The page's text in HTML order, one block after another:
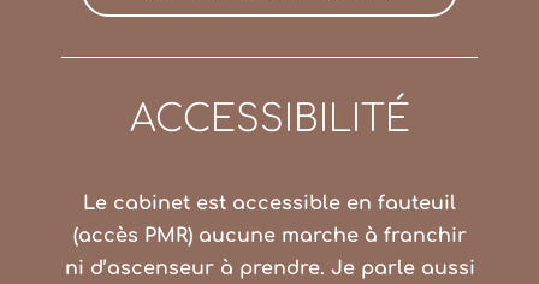
ACCESSIBILITÉ
Le cabinet est accessible en fauteuil
(accès PMR) aucune marche à franchir
ni d’ascenseur à prendre. Je parle aussi